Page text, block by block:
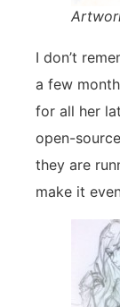
I don’t
a few
for all her
open-
they are
make it